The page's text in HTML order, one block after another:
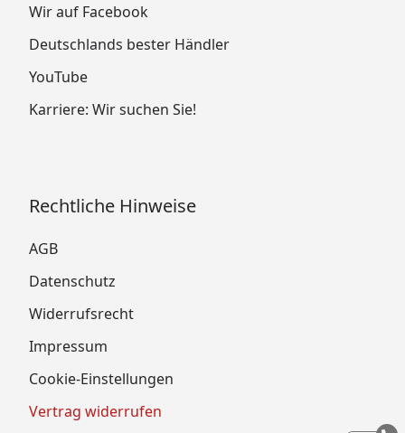
Wir auf Facebook
Deutschlands bester Händler
YouTube
Karriere: Wir suchen Sie!
Rechtliche Hinweise
AGB
Datenschutz
Widerrufsrecht
Impressum
Cookie-Einstellungen
Vertrag widerrufen